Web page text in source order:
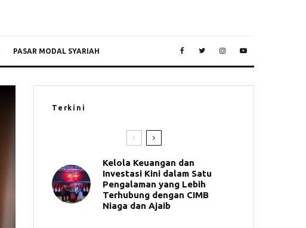
PASAR MODAL SYARIAH
Terkini
Kelola Keuangan dan
Investasi Kini dalam Satu
Pengalaman yang Lebih
Terhubung dengan CIMB
Niaga dan Ajaib